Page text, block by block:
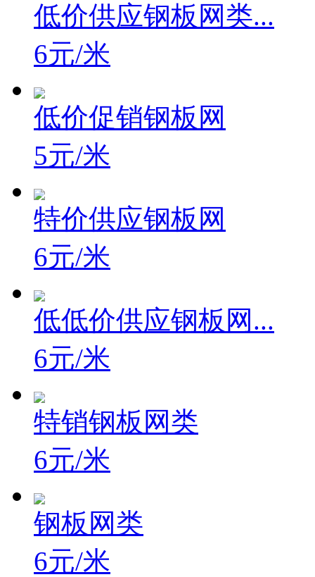
低价供应钢板网类...
6元/米
低价促销钢板网
5元/米
特价供应钢板网
6元/米
低低价供应钢板网...
6元/米
特销钢板网类
6元/米
钢板网类
6元/米